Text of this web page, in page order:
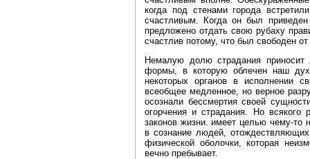
когда под стенами города
счастливым. Когда он был
предложено отдать свою рубаху
счастлив потому, что был свободен
Немалую долю страдания
формы, в которую облечен наш
некоторых органов в исполнении
всеобщее медленное, но верное
осознали бессмертия своей
огорчения и страдания. Но
законов жизни. имеет целью чему‑то
в сознание людей,
физической оболочки, которая
вечно пребывает.